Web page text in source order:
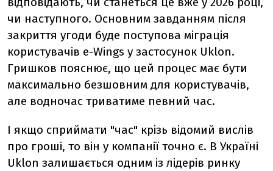
чи наступного. Основним завданням після
закриття угоди буде поступова міграція
користувачів e-Wings у застосунок Uklon.
Гришков пояснює, що цей процес має бути
максимально безшовним для користувачів,
але водночас триватиме певний час.
І якщо сприймати "час" крізь відомий вислів
про гроші, то він у компанії точно є. В Україні
Uklon залишається одним із лідерів ринку